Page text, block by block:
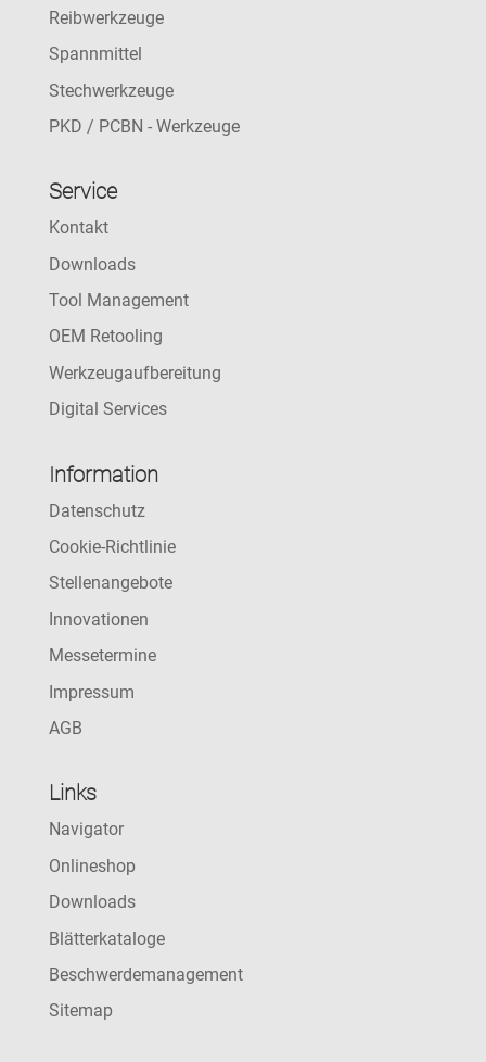
Reibwerkzeuge
Spannmittel
Stechwerkzeuge
PKD / PCBN - Werkzeuge
Service
Kontakt
Downloads
Tool Management
OEM Retooling
Werkzeugaufbereitung
Digital Services
Information
Datenschutz
Cookie-Richtlinie
Stellenangebote
Innovationen
Messetermine
Impressum
AGB
Links
Navigator
Onlineshop
Downloads
Blätterkataloge
Beschwerdemanagement
Sitemap